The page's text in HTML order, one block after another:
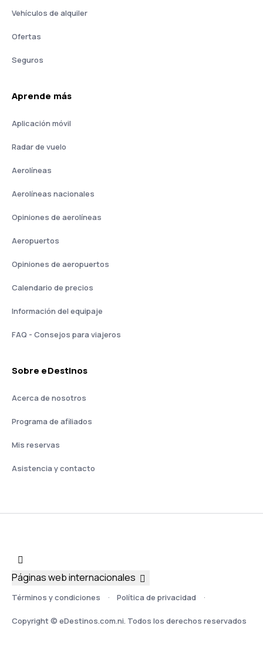
Vehículos de alquiler
Ofertas
Seguros
Aprende más
Aplicación móvil
Radar de vuelo
Aerolíneas
Aerolíneas nacionales
Opiniones de aerolíneas
Aeropuertos
Opiniones de aeropuertos
Calendario de precios
Información del equipaje
FAQ - Consejos para viajeros
Sobre eDestinos
Acerca de nosotros
Programa de afiliados
Mis reservas
Asistencia y contacto
Términos y condiciones Política de privacidad
Copyright © eDestinos.com.ni. Todos los derechos reservados
Páginas web internacionales